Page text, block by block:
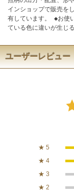
インショップで販売を
有しています。 ◆お使
ている色に違いが生じ
ユーザーレビュー
★ 5
★ 4
★ 3
★ 2